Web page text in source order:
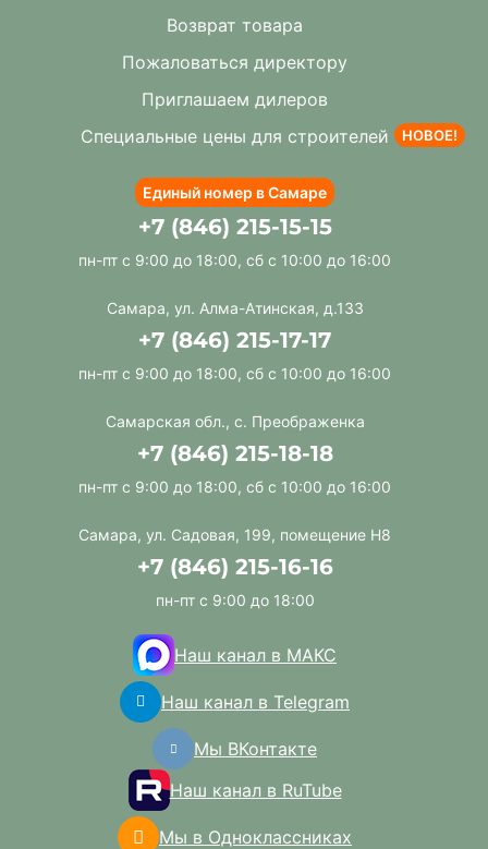
Возврат товара
Пожаловаться директору
Приглашаем дилеров
Специальные цены для строителей
НОВОЕ!
Единый номер в Самаре
+7 (846) 215-15-15
пн-пт с 9:00 до 18:00, сб с 10:00 до 16:00
Самара, ул. Алма-Атинская, д.133
+7 (846) 215-17-17
пн-пт с 9:00 до 18:00, сб с 10:00 до 16:00
Самарская обл., с. Преображенка
+7 (846) 215-18-18
пн-пт с 9:00 до 18:00, сб с 10:00 до 16:00
Самара, ул. Садовая, 199, помещение Н8
+7 (846) 215-16-16
пн-пт с 9:00 до 18:00
Наш канал в МАКС
Наш канал в Telegram
Мы ВКонтакте
Наш канал в RuTube
Мы в Одноклассниках